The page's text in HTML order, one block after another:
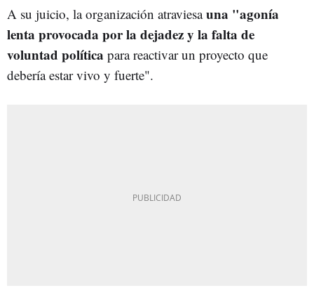
A su juicio, la organización atraviesauna "agonía
lenta provocada por la dejadez y la falta de
voluntad política para reactivar un proyecto que
debería estar vivo y fuerte".